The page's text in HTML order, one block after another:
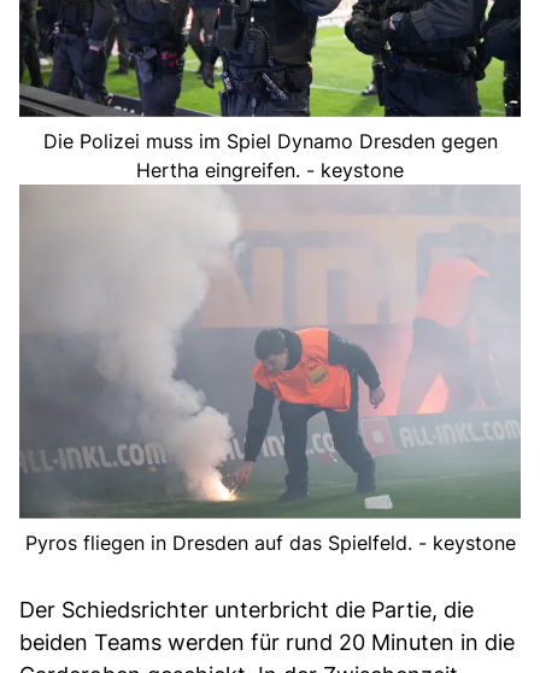
Die Polizei muss im Spiel Dynamo Dresden gegen
Hertha eingreifen. - keystone
Pyros fliegen in Dresden auf das Spielfeld. - keystone
Der Schiedsrichter unterbricht die Partie, die
beiden Teams werden für rund 20 Minuten in die